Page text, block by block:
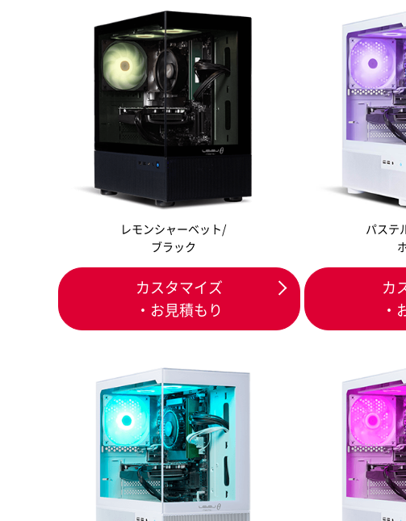
レモンシャーベット/
ブラック
カスタマイズ
・お見積もり
パステ
カ
・